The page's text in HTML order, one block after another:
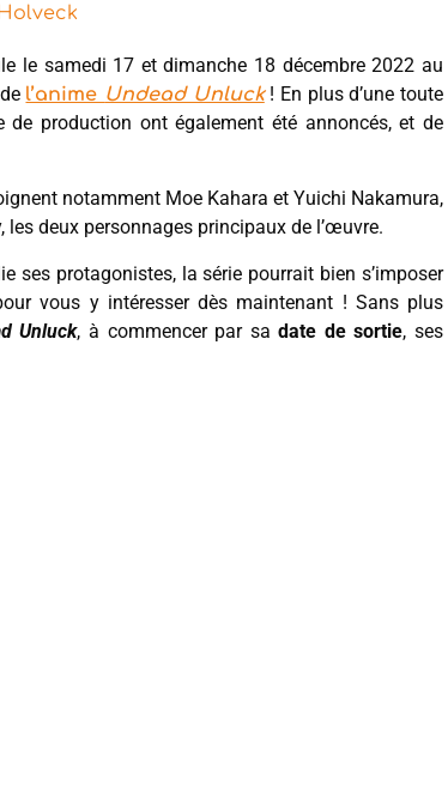
le samedi 17 et dimanche 18 décembre 2022 au
l’anime Undead Unluck! En plus d’une toute
de production ont également été annoncés, et de
notamment Moe Kahara et Yuichi Nakamura,
deux personnages principaux de l’œuvre.
ses protagonistes, la série pourrait bien s’imposer
vous y intéresser dès maintenant ! Sans plus
Unluck, à commencer par sadate de sortie, ses